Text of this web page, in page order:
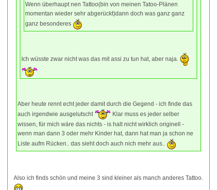
Wenn überhaupt nen Tattoo(bin von meinen Tatoo-Plänen
momentan wieder sehr abgerückt)dann doch was ganz ganz
ganz besonderes
Ich wüsste zwar nicht was das mit assi zu tun hat, aber naja.
Aber heute rennt echt jeder damit durch die Gegend - ich finde das
auch irgendwie ausgelutscht
Klar muss es jeder selber
wissen, für mich wäre das nichts - is halt nicht wirklich originell -
wenn man dann 3 oder mehr Kinder hat, dann hat man ja schon ne
Liste aufm Rücken.. das sieht doch auch nich mehr aus..
Also ich finds schön und meine 3 sind kleiner als manch anderes Tattoo.